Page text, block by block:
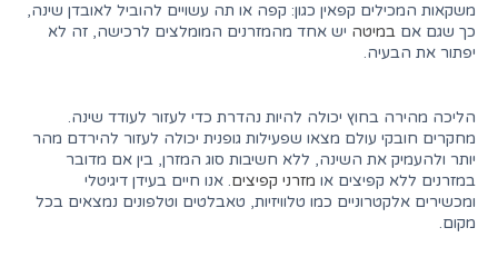
משקאות המכילים קפאין כגון: קפה או תה עשויים להוביל לאובדן שינה,
כך שגם אם במיטה יש אחד מהמזרנים המומלצים לרכישה, זה לא
יפתור את הבעיה.
הליכה מהירה בחוץ יכולה להיות נהדרת כדי לעזור לעודד שינה.
מחקרים חובקי עולם מצאו שפעילות גופנית יכולה לעזור להירדם מהר
יותר ולהעמיק את השינה, ללא חשיבות סוג המזרן, בין אם מדובר
במזרנים ללא קפיצים או מזרני קפיצים. אנו חיים בעידן דיגיטלי
ומכשירים אלקטרוניים כמו טלוויזיות, טאבלטים וטלפונים נמצאים בכל
מקום.